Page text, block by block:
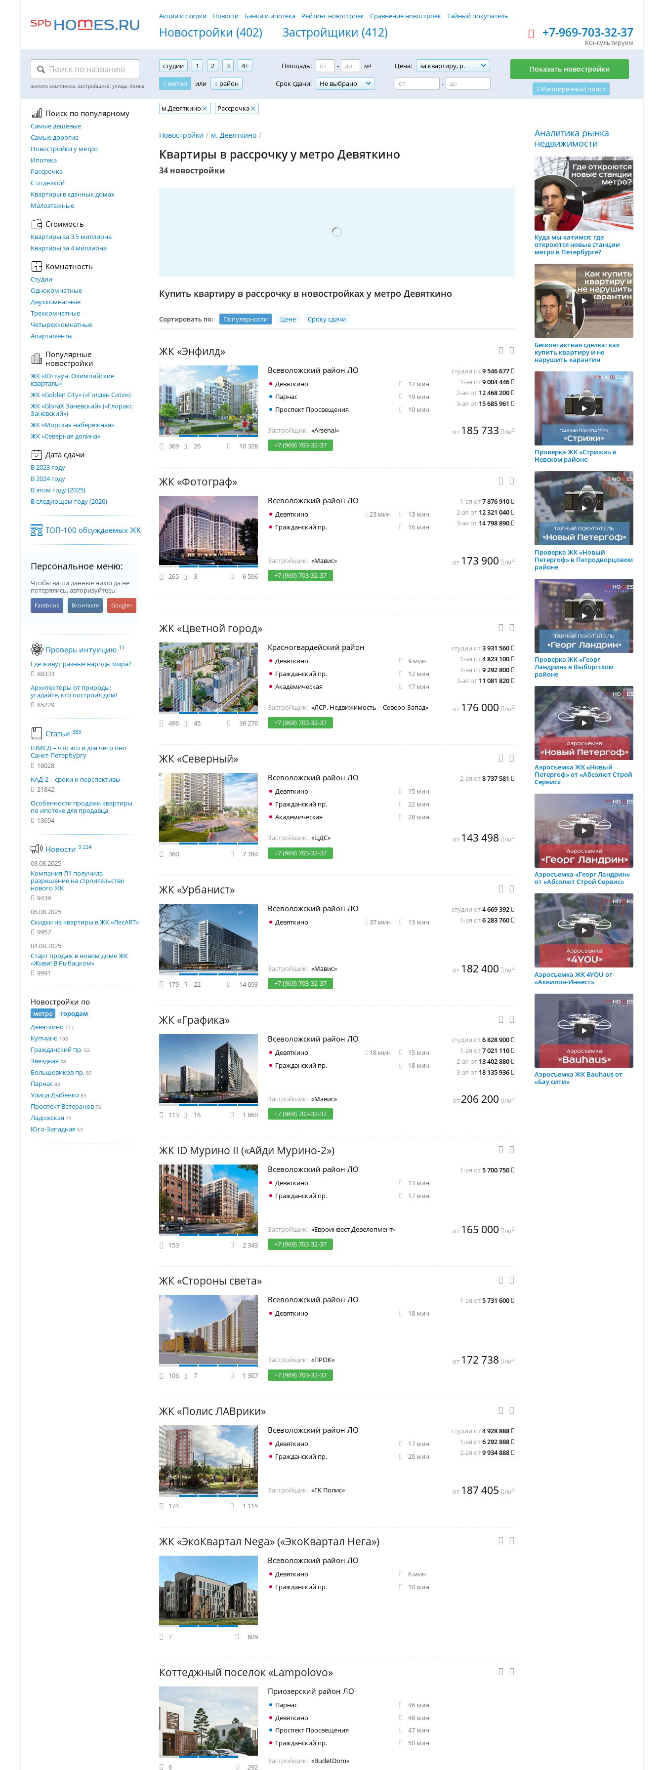
Акции и скидки Новости Банки и ипотека Рейтинг новостроек Сравнение новостроек Тайный покупатель
Новостройки (402) Застройщики (412) +7-969-703-32-37
Консультируем
студии 1 2 3
4+
метро
или район
Площадь: -
м²
Срок сдачи:
Не выбрано
Цена:
за квартиру, р.
-
Расширенный поиск
Показать новостройки
Поиск по популярному
Самые дешевые
Самые дорогие
Новостройки у метро
Ипотека
Рассрочка
С отделкой
Квартиры в сданных домах
Малоэтажные
Стоимость
Квартиры за 3.5 миллиона
Квартиры за 4 миллиона
Комнатность
Студии
Однокомнатные
Двухкомнатные
Трехкомнатные
Четырехкомнатные
Апартаменты
Популярные
новостройки
ЖК «Югтаун. Олимпийские
кварталы»
ЖК «Golden City» («Голден Сити»)
ЖК «GloraX Заневский»​ («Глоракс
Заневский»)
ЖК «Морская набережная»
ЖК «Северная долина»
Дата сдачи
В 2023 году
В 2024 году
В этом году (2025)
В следующем году (2026)
ТОП-100 обсуждаемых ЖК
Персональное меню:
Чтобы ваши данные никогда не
потерялись, авторизуйтесь:
Проверь интуицию 11
Где живут разные народы мира?
88333
Архитекторы от природы:
угадайте, кто построил дом!
85229
Статьи 383
ШМСД – что это и для чего оно
Санкт-Петербургу
18028
КАД-2 – сроки и перспективы
21842
Особенности продажи квартиры
по ипотеке для продавца
18694
Новости 3 224
08.08.2025
Компания Л1 получила
разрешение на строительство
нового ЖК
9439
06.08.2025
Скидки на квартиры в ЖК «ЛесART»
9957
04.08.2025
Старт продаж в новом доме ЖК
«Живи! В Рыбацком»
9991
Новостройки по
метро
городам
Девяткино 117
Купчино 106
Гражданский пр. 92
Звездная 88
Большевиков пр. 85
Парнас 84
Улица Дыбенко 83
Проспект Ветеранов 76
Ладожская 71
Юго-Западная 63
м.Девяткино Рассрочка
Новостройки м. Девяткино
Квартиры в рассрочку у метро Девяткино
34 новостройки
Купить квартиру в рассрочку в новостройках у метро Девяткино
Сортировать по: Популярности Цене Сроку сдачи
ЖК «Энфилд»
10 328
369 26
Всеволожский район ЛО
Девяткино
17 мин
Парнас
19 мин
Проспект Просвещения
19 мин
студии от9 546 677
1-ая от9 004 446
2-ая от 12 468 200
3-ая от 15 685 961
от 185 733 /м2
Застройщик: «Arsenal»
+7 (969) 703-32-37
ЖК «Фотограф»
6 596
265 3
Всеволожский район ЛО
Девяткино 23 мин
13 мин
Гражданский пр.
16 мин
1-ая от7 876 910
2-ая от 12 321 040
3-ая от 14 798 890
от 173 900 /м2
Застройщик: «Мавис»
+7 (969) 703-32-37
ЖК «Цветной город»
38 276
496 45
Красногвардейский район
Девяткино
9 мин
Гражданский пр.
12 мин
Академическая
17 мин
студии от3 931 560
1-ая от4 823 100
2-ая от9 292 800
3-ая от 11 081 820
от 176 000 /м2
Застройщик: «ЛСР. Недвижимость – Северо-Запад»
+7 (969) 703-32-37
ЖК «Северный»
7 784
360
Всеволожский район ЛО
Девяткино
15 мин
Гражданский пр.
22 мин
Академическая
28 мин
2-ая от8 737 581
от 143 498 /м2
Застройщик: «ЦДС»
+7 (969) 703-32-37
ЖК «Урбанист»
14 093
179 22
Всеволожский район ЛО
Девяткино 37 мин 13 мин
студии от4 669 392
1-ая от6 283 760
от 182 400 /м2
Застройщик: «Мавис»
+7 (969) 703-32-37
ЖК «Графика»
1 860
113 16
Всеволожский район ЛО
Девяткино 18 мин
15 мин
Гражданский пр.
18 мин
студии от6 828 900
1-ая от7 021 110
2-ая от 13 402 880
3-ая от 18 135 936
от 206 200 /м2
Застройщик: «Мавис»
+7 (969) 703-32-37
ЖК ID Мурино II («Айди Мурино-2»)
2 343
153
Всеволожский район ЛО
Девяткино
13 мин
Гражданский пр.
17 мин
1-ая от5 700 750
от 165 000 /м2
Застройщик: «Евроинвест Девелопмент»
+7 (969) 703-32-37
ЖК «Стороны света»
1 307
106 7
Всеволожский район ЛО
Девяткино 18 мин
1-ая от5 731 600
от 172 738 /м2
Застройщик: «ПРОК»
+7 (969) 703-32-37
ЖК «Полис ЛАВрики»
1 115
174
Всеволожский район ЛО
Девяткино
17 мин
Гражданский пр.
20 мин
студии от4 928 888
1-ая от6 292 888
2-ая от9 934 888
от 187 405 /м2
Застройщик: «ГК Полис»
ЖК «ЭкоКвартал Nega» («ЭкоКвартал Нега»)
609
7
Всеволожский район ЛО
Девяткино
6 мин
Гражданский пр.
10 мин
Коттеджный поселок «Lampolovo»
292
6
Приозерский район ЛО
Парнас
46 мин
Девяткино
48 мин
Проспект Просвещения
47 мин
Гражданский пр.
50 мин
Застройщик: «BudetDom»
Аналитика рынка
недвижимости
Куда мы катимся: где
откроются новые станции
метро в Петербурге?
Бесконтактная сделка: как
купить квартиру и не
нарушить карантин
Проверка ЖК «Стрижи» в
Невском районе
Проверка ЖК «Новый
Петергоф» в Петродворцовом
районе
Проверка ЖК «Георг
Ландрин» в Выборгском
районе
Аэросъемка ЖК «Новый
Петергоф» от «Абсолют Строй
Сервис»
Аэросъемка «Георг Ландрин»
от «Абсолют Строй Сервис»
Аэросъемка ЖК 4YOU от
«Аквилон-Инвест»
Аэросъемка ЖК Bauhaus от
«Бау сити»